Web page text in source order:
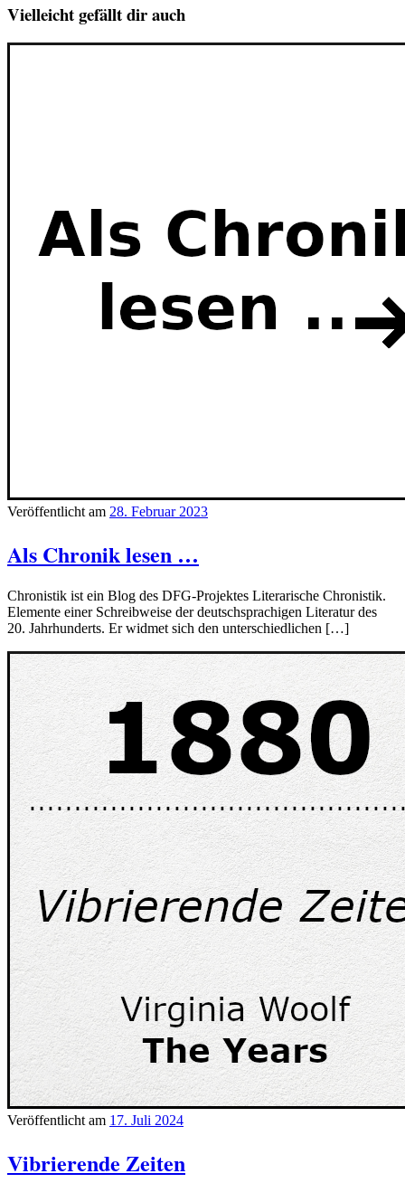
Vielleicht gefällt dir auch
Veröffentlicht am 28. Februar 2023
Als Chronik lesen …
Chronistik ist ein Blog des DFG-Projektes Literarische Chronistik.
Elemente einer Schreibweise der deutschsprachigen Literatur des
20. Jahrhunderts. Er widmet sich den unterschiedlichen […]
Veröffentlicht am 17. Juli 2024
Vibrierende Zeiten